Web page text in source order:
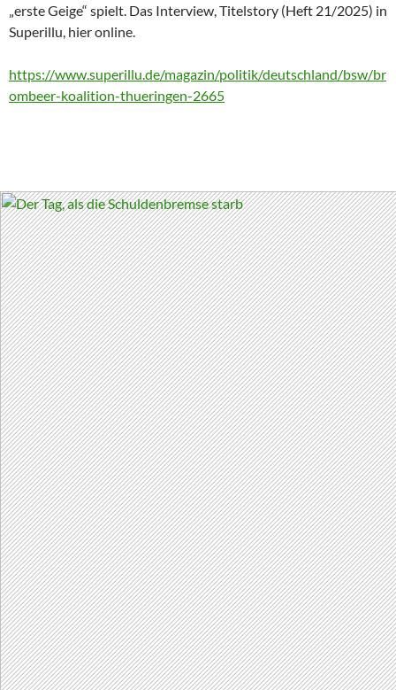
„erste Geige“ spielt. Das Interview, Titelstory (Heft 21/2025) in
Superillu, hier online.
https://www.superillu.de/magazin/politik/deutschland/bsw/br
ombeer-koalition-thueringen-2665